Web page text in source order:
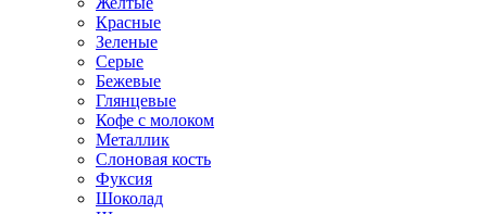
Красные
Зеленые
Серые
Бежевые
Глянцевые
Кофе с молоком
Металлик
Слоновая кость
Фуксия
Шоколад